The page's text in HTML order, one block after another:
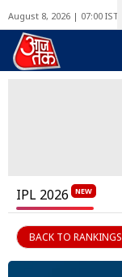
August 8, 2026 | 07:00 IST
IPL 2026
BACK TO RANKINGS